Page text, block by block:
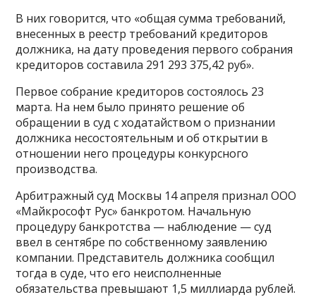
В них говорится, что «общая сумма требований,
внесенных в реестр требований кредиторов
должника, на дату проведения первого собрания
кредиторов составила 291 293 375,42 руб».
Первое собрание кредиторов состоялось 23
марта. На нем было принято решение об
обращении в суд с ходатайством о признании
должника несостоятельным и об открытии в
отношении него процедуры конкурсного
производства.
Арбитражный суд Москвы 14 апреля признал ООО
«Майкрософт Рус» банкротом. Начальную
процедуру банкротства — наблюдение — суд
ввел в сентябре по собственному заявлению
компании. Представитель должника сообщил
тогда в суде, что его неисполненные
обязательства превышают 1,5 миллиарда рублей.